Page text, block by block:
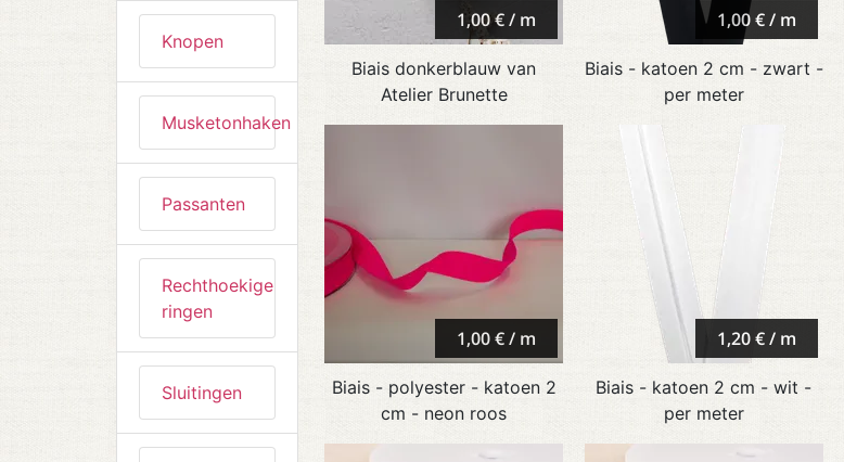
Knopen
Musketonhaken
Passanten
Rechthoekige
ringen
Sluitingen
1,00 € / m
Biais donkerblauw van
Atelier Brunette
1,00 € / m
Biais - katoen 2 cm - zwart -
per meter
1,00 € / m
Biais - polyester - katoen 2
cm - neon roos
1,20 € / m
Biais - katoen 2 cm - wit -
per meter